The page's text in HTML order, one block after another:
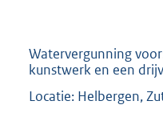
Watervergunning
kunstwerk en een
Locatie: Helbergen,